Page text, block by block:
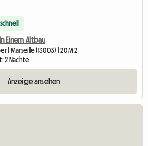
Einem Altbau
| Marseille (13003) | 20 M2
2 Nächte
Anzeige ansehen